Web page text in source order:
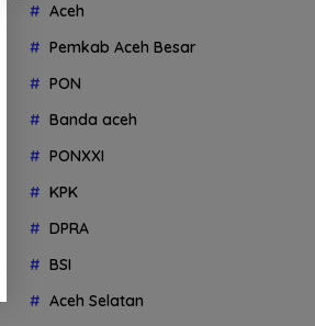
Aceh
Pemkab Aceh Besar
PON
Banda aceh
PONXXI
KPK
DPRA
BSI
Aceh Selatan